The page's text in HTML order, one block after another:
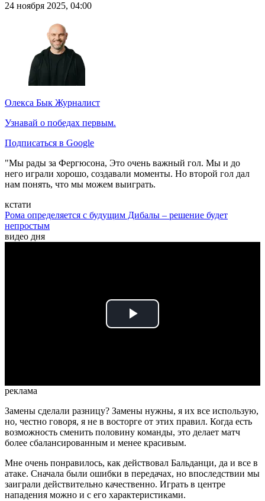
24 ноября 2025, 04:00
Олекса Бык Журналист
Узнавай о победах первым.
Подписаться в Google
"Мы рады за Фергюсона, Это очень важный гол. Мы и до
него играли хорошо, создавали моменты. Но второй гол дал
нам понять, что мы можем выиграть.
кстати
Рома определяется с будущим Дибалы – решение будет
непростым
видео дня
Play
реклама
Замены сделали разницу? Замены нужны, я их все использую,
но, честно говоря, я не в восторге от этих правил. Когда есть
возможность сменить половину команды, это делает матч
более сбалансированным и менее красивым.
Мне очень понравилось, как действовал Бальданци, да и все в
атаке. Сначала были ошибки в передачах, но впоследствии мы
заиграли действительно качественно. Играть в центре
нападения можно и с его характеристиками.